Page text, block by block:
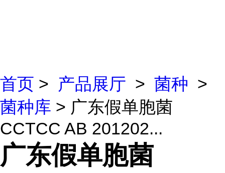
首页 > 产品展厅 > 菌种 >
菌种库 > 广东假单胞菌
CCTCC AB 201202...
广东假单胞菌